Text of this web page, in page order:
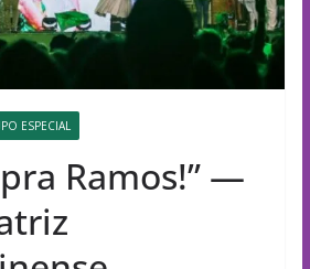
ESPECIAL
Ramos!” —